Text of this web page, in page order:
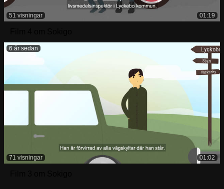
01:19
51 visningar
01:02
71 visningar
6 år sedan